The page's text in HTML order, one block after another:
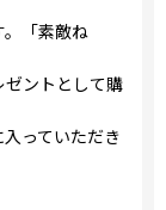
。「素敵ね
ゼントとして購
っていただき
言ってくれま